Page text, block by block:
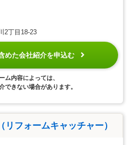
2丁目18-23
めた会社紹介を申込む
ム内容によっては、
できない場合があります。
フォームキャッチャー）